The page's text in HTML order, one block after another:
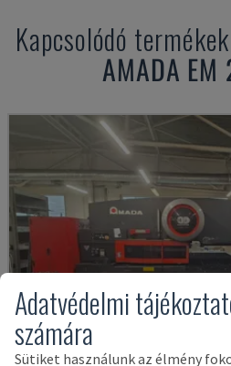
Kapcsolódó
AMADA EM
Adatvédelmi
számára
Sütiket használunk az élmény